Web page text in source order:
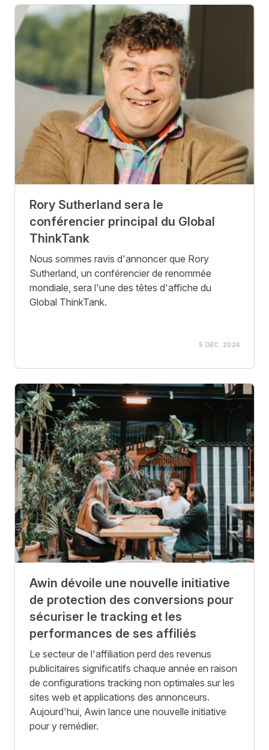
Rory Sutherland sera le
conférencier principal du Global
ThinkTank
Nous sommes ravis d'annoncer que Rory
Sutherland, un conférencier de renommée
mondiale, sera l'une des têtes d'affiche du
Global ThinkTank.
5 DÉC. 2024
Awin dévoile une nouvelle initiative
de protection des conversions pour
sécuriser le tracking et les
performances de ses affiliés
Le secteur de l'affiliation perd des revenus
publicitaires significatifs chaque année en raison
de configurations tracking non optimales sur les
sites web et applications des annonceurs.
Aujourd'hui, Awin lance une nouvelle initiative
pour y remédier.